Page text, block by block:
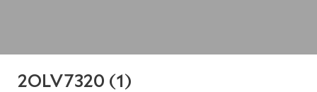
2OLV7320 (1)